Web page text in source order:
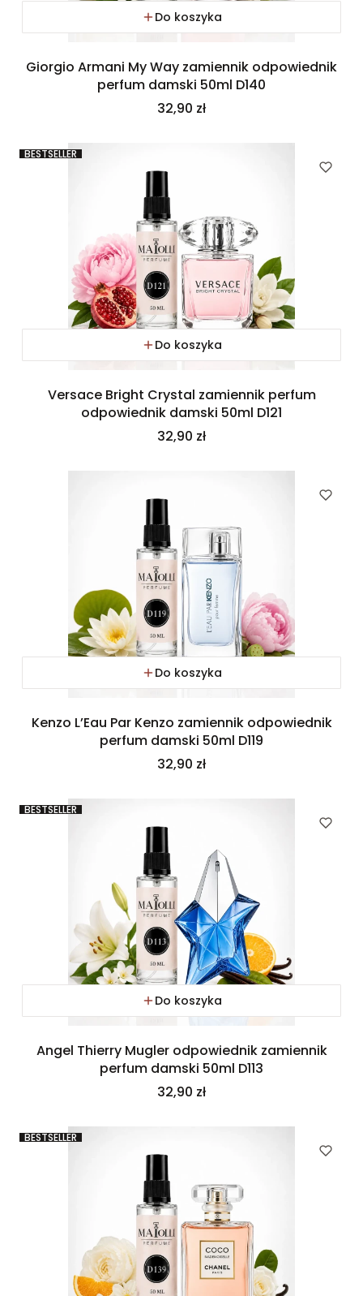
Do koszyka
Giorgio Armani My Way zamiennik odpowiednik
perfum damski 50ml D140
Cena
32,90 zł
BESTSELLER
Do koszyka
Versace Bright Crystal zamiennik perfum
odpowiednik damski 50ml D121
Cena
32,90 zł
Do koszyka
Kenzo L’Eau Par Kenzo zamiennik odpowiednik
perfum damski 50ml D119
Cena
32,90 zł
BESTSELLER
Do koszyka
Angel Thierry Mugler odpowiednik zamiennik
perfum damski 50ml D113
Cena
32,90 zł
BESTSELLER